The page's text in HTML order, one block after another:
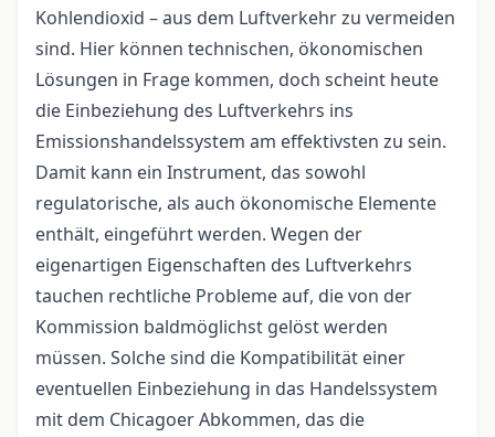
Kohlendioxid – aus dem Luftverkehr zu vermeiden
sind. Hier können technischen, ökonomischen
Lösungen in Frage kommen, doch scheint heute
die Einbeziehung des Luftverkehrs ins
Emissionshandelssystem am effektivsten zu sein.
Damit kann ein Instrument, das sowohl
regulatorische, als auch ökonomische Elemente
enthält, eingeführt werden. Wegen der
eigenartigen Eigenschaften des Luftverkehrs
tauchen rechtliche Probleme auf, die von der
Kommission baldmöglichst gelöst werden
müssen. Solche sind die Kompatibilität einer
eventuellen Einbeziehung in das Handelssystem
mit dem Chicagoer Abkommen, das die